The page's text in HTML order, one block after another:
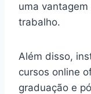
uma
trabalho.
Além disso,
cursos online
graduação e